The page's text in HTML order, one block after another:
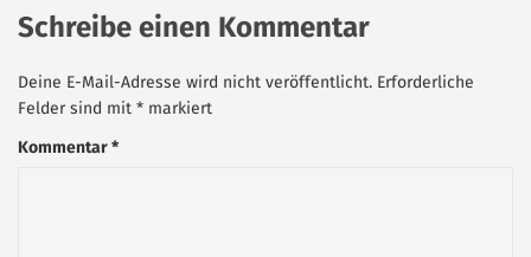
Schreibe einen Kommentar
Deine E-Mail-Adresse wird nicht veröffentlicht. Erforderliche
Felder sind mit * markiert
Kommentar*